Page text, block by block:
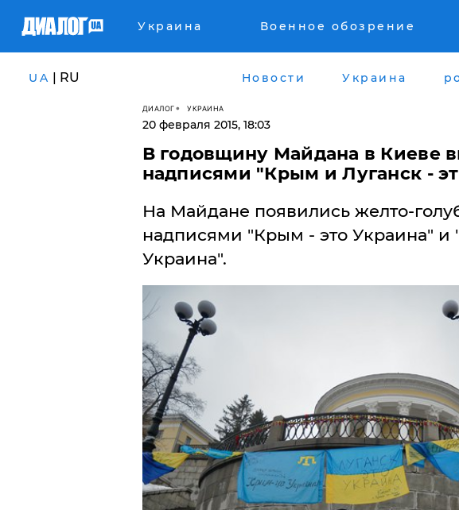
Украина Военное обозрение
UA | RU Новости Украина
ДИАЛОГ УКРАИНА
20 февраля 2015, 18:03
В годовщину Майдана в Киеве
надписями "Крым и Луганск -
На Майдане появились желто-
надписями "Крым - это Украина" и
Украина".